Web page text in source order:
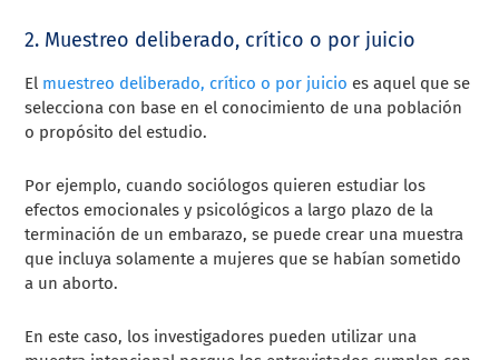
2. Muestreo deliberado, crítico o por juicio
El muestreo deliberado, crítico o por juicio es aquel que se
selecciona con base en el conocimiento de una población
o propósito del estudio.
Por ejemplo, cuando sociólogos quieren estudiar los
efectos emocionales y psicológicos a largo plazo de la
terminación de un embarazo, se puede crear una muestra
que incluya solamente a mujeres que se habían sometido
a un aborto.
En este caso, los investigadores pueden utilizar una